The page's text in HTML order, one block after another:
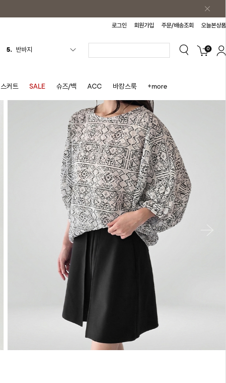
로그인 회원가입 주문/배송조회 오늘본상품
6. 여름티
8.
0
스커트 SALE 슈즈/백 ACC 바캉스룩 +more